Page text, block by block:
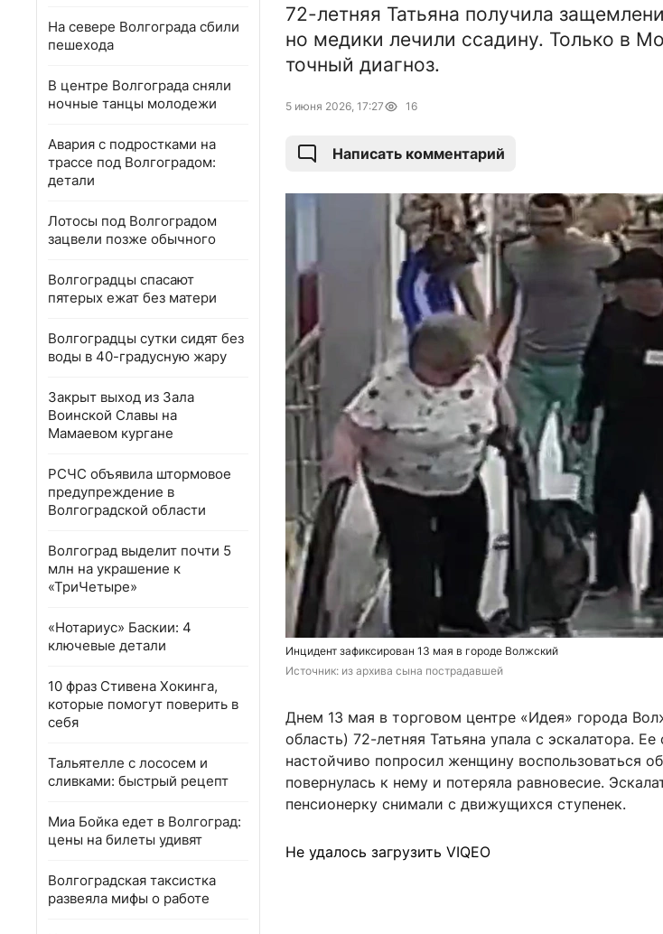
На севере Волгограда сбили
пешехода
В центре Волгограда сняли
ночные танцы молодежи
Авария с подростками на
трассе под Волгоградом:
детали
Лотосы под Волгоградом
зацвели позже обычного
Волгоградцы спасают
пятерых ежат без матери
Волгоградцы сутки сидят без
воды в 40-градусную жару
Закрыт выход из Зала
Воинской Славы на
Мамаевом кургане
РСЧС объявила штормовое
предупреждение в
Волгоградской области
Волгоград выделит почти 5
млн на украшение к
«ТриЧетыре»
«Нотариус» Баскии: 4
ключевые детали
10 фраз Стивена Хокинга,
которые помогут поверить в
себя
Тальятелле с лососем и
сливками: быстрый рецепт
Миа Бойка едет в Волгоград:
цены на билеты удивят
Волгоградская таксистка
развеяла мифы о работе
72-летняя Татьяна получила
но медики лечили ссадину. Только в
точный диагноз.
5 июня 2026, 17:27 16
Написать комментарий
Инцидент зафиксирован 13 мая в городе Волжский
Источник: из архива сына пострадавшей
Днем 13 мая в торговом центре «Идея» города
область) 72-летняя Татьяна упала с эскалатора.
настойчиво попросил женщину воспользоваться
повернулась к нему и потеряла равновесие.
пенсионерку снимали с движущихся ступенек.
Не удалось загрузить VIQEO